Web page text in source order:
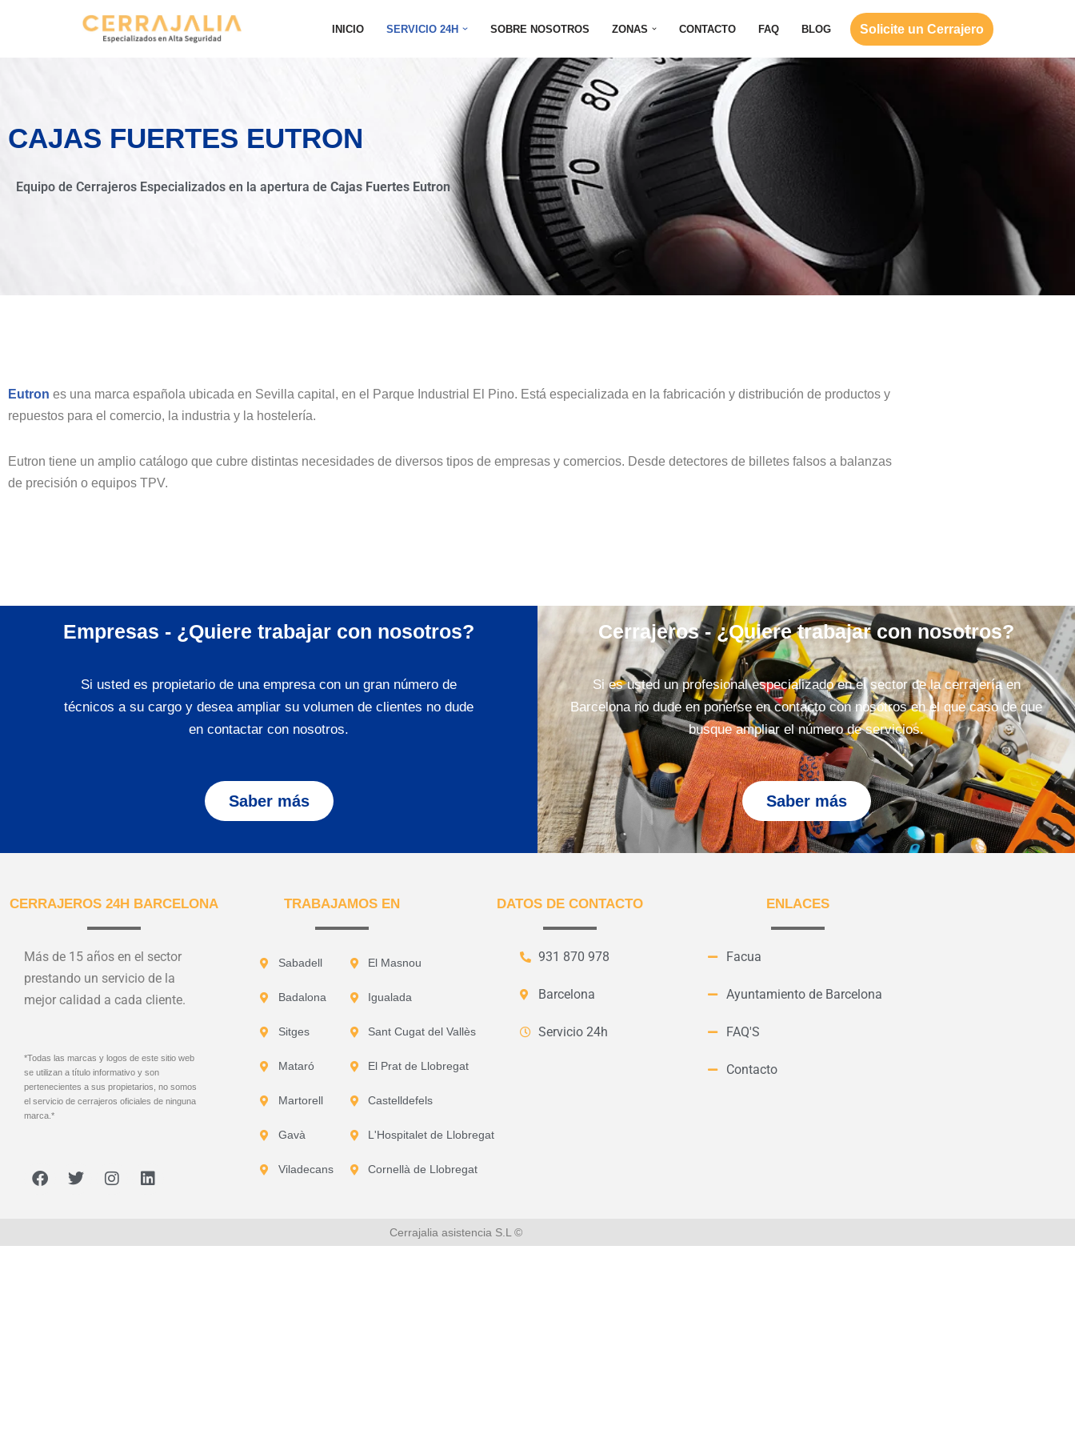
INICIO SERVICIO 24H SOBRE NOSOTROS ZONAS CONTACTO FAQ BLOG Solicite un Cerrajero
CAJAS FUERTES EUTRON
Equipo de Cerrajeros Especializados en la apertura de Cajas Fuertes Eutron
Eutron es una marca española ubicada en Sevilla capital, en el Parque Industrial El Pino. Está especializada en la fabricación y distribución de productos y
repuestos para el comercio, la industria y la hostelería.
Eutron tiene un amplio catálogo que cubre distintas necesidades de diversos tipos de empresas y comercios. Desde detectores de billetes falsos a balanzas
de precisión o equipos TPV.
Empresas - ¿Quiere trabajar con nosotros?
Si usted es propietario de una empresa con un gran número de
técnicos a su cargo y desea ampliar su volumen de clientes no dude
en contactar con nosotros.
Saber más
Cerrajeros - ¿Quiere trabajar con nosotros?
Si es usted un profesional especializado en el sector de la cerrajería en
Barcelona no dude en ponerse en contacto con nosotros en el que caso de que
busque ampliar el número de servicios.
Saber más
CERRAJEROS 24H BARCELONA
Más de 15 años en el sector
prestando un servicio de la
mejor calidad a cada cliente.
*Todas las marcas y logos de este sitio web
se utilizan a título informativo y son
pertenecientes a sus propietarios, no somos
el servicio de cerrajeros oficiales de ninguna
marca.*
TRABAJAMOS EN
Sabadell
Badalona
Sitges
Mataró
Martorell
Gavà
Viladecans
El Masnou
Igualada
Sant Cugat del Vallès
El Prat de Llobregat
Castelldefels
L'Hospitalet de Llobregat
Cornellà de Llobregat
DATOS DE CONTACTO
931 870 978
Barcelona
Servicio 24h
ENLACES
Facua
Ayuntamiento de Barcelona
FAQ'S
Contacto
Cerrajalia asistencia S.L ©